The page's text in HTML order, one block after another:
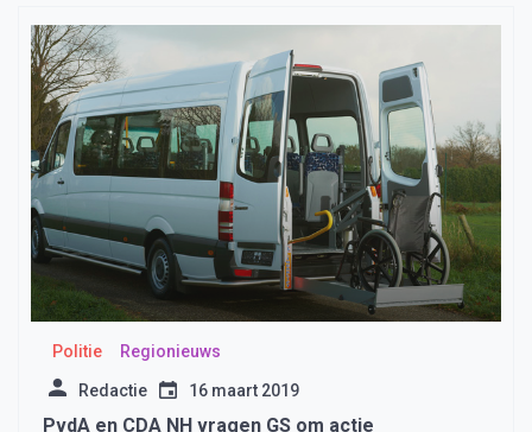
Politie Regionieuws
Redactie 16 maart 2019
PvdA en CDA NH vragen GS om actie